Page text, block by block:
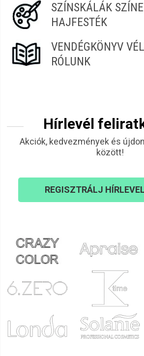
SZÍNSKÁLÁK
HAJFESTÉK
VENDÉGKÖNYV
RÓLUNK
Hírlevél
Akciók, kedvezmények és
között!
REGISZTRÁLJ